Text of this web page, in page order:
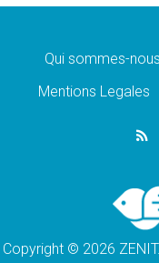
Dalits
de
Qui sommes-
Mentions Legales
Copyright © 2026